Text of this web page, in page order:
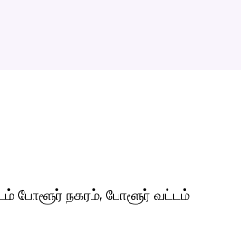
போளூர் நகரம், போளூர் வட்டம்